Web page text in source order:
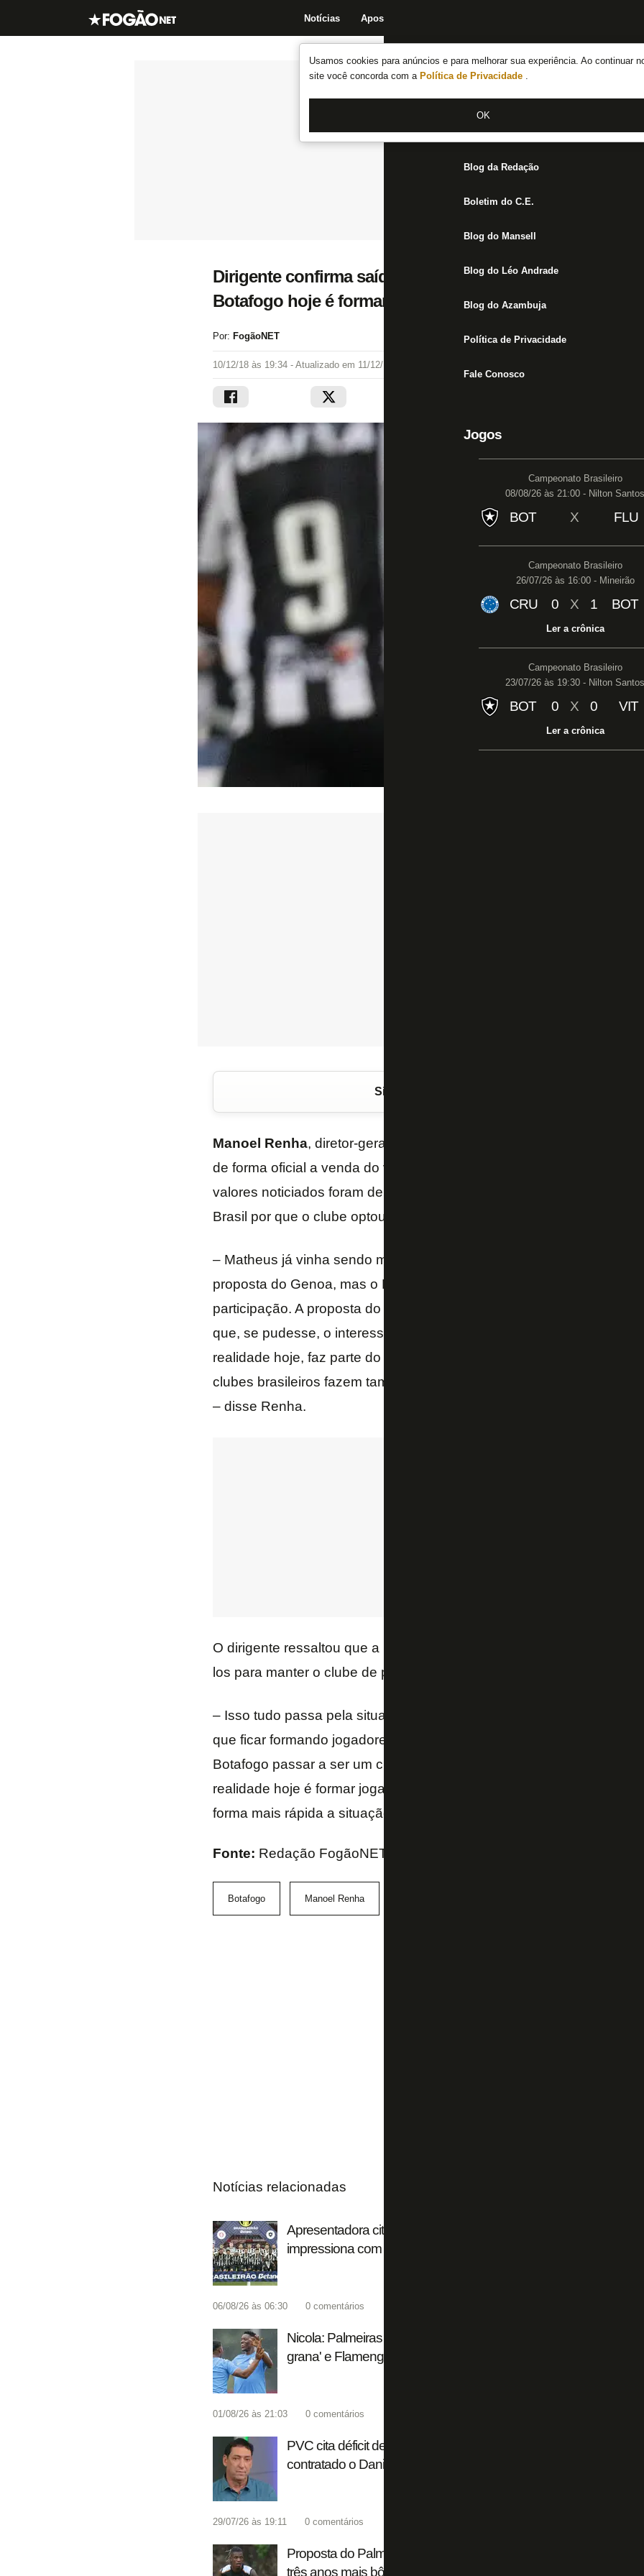
Usamos cookies para anúncios e para melhorar sua experiência. Ao continuar
site você concorda com a Política de Privacidade .
OK
Notícias Apostas
Notícias do Botafogo
Fórum
Jogos
Blog da Redação
Boletim do C.E.
Blog do Mansell
Blog do Léo Andrade
Blog do Azambuja
Política de Privacidade
Fale Conosco
Jogos
Campeonato Brasileiro
08/08/26 às 21:00 - Nilton Santos
BOT X FLU
Campeonato Brasileiro
26/07/26 às 16:00 - Mineirão
CRU 0 X 1 BOT
Ler a crônica
Campeonato Brasileiro
23/07/26 às 19:30 - Nilton Santos
BOT 0 X 0 VIT
Ler a crônica
Dirigente confirma saída de Matheus Fernandes:
Botafogo hoje é formar e vender’
Por: FogãoNET
10/12/18 às 19:34 - Atualizado em 11/12/18 às 09:44
Siga o FogãoNET
Manoel Renha, diretor-geral da base do
de forma oficial a venda do volante
valores noticiados foram de € 3,5 milhões (R$ 15,5 milhões). Renha
Brasil por que o clube optou por negociar a joia com o Palmeiras e
– Matheus já vinha sendo monitorado pelo mercado internacional,
proposta do Genoa, mas o Botafogo optou, por questões de modelo,
participação. A proposta do Palmeiras foi mais interessante nesse
que, se pudesse, o interessante era mantê-lo por um tempo maior,
realidade hoje, faz parte do processo ter que negociar jogadores, o
clubes brasileiros fazem também. Precisamos de alguns anos para
– disse Renha.
O dirigente ressaltou que a realidade do Botafogo hoje é formar
los para manter o clube de pé financeiramente.
– Isso tudo passa pela situação do Botafogo. Já falo isso há alguns
que ficar formando jogadores e vendendo para o mercado, para a
Botafogo passar a ser um clube comprador, o que não é a nossa
realidade hoje é formar jogadores e vamos ter que vendê-los para
forma mais rápida a situação financeira do clube, que é bem
Fonte: Redação FogãoNET e Rádio Brasil
Botafogo Manoel Renha
Notícias relacionadas
Apresentadora cita procuras de Flamengo, Palmeiras e
impressiona com sucesso do Botafogo de 2024
06/08/26 às 06:30 0 comentários
Nicola: Palmeiras diz que 'não tem nada' com Luiz Henrique, no
grana' e Flamengo tem 'operação superdifícil'
01/08/26 às 21:03 0 comentários
PVC cita déficit de R$ 66 milhões do Palmeiras em semestre e
contratado o Danilo, do Botafogo, fez muito bem aos cofres'
29/07/26 às 19:11 0 comentários
Proposta do Palmeiras ao Botafogo por Danilo foi de € 25
três anos mais bônus, diz canal